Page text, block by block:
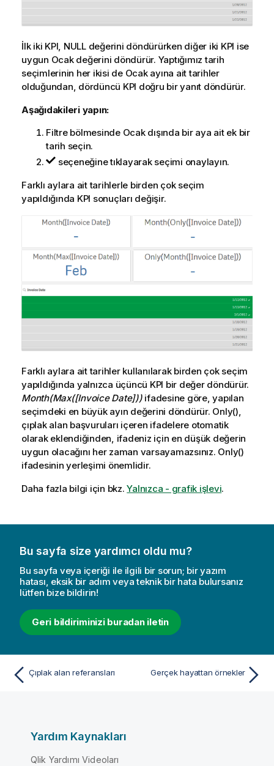
İlk iki KPI, NULLdeğerini döndürürken diğer iki KPI ise
uygun Ocak değerini döndürür. Yaptığımız tarih
seçimlerinin her ikisi de Ocak ayına ait tarihler
olduğundan, dördüncü KPI doğru bir yanıt döndürür.
Aşağıdakileri yapın:
Filtre bölmesinde Ocak dışında bir aya ait ek bir
tarih seçin.
seçeneğine tıklayarak seçimi onaylayın.
Farklı aylara ait tarihlerle birden çok seçim
yapıldığında KPI sonuçları değişir.
Farklı aylara ait tarihler kullanılarak birden çok seçim
yapıldığında yalnızca üçüncü KPI bir değer döndürür.
Month(Max([Invoice Date]))ifadesine göre, yapılan
seçimdeki en büyük ayın değerini döndürür. Only(),
çıplak alan başvuruları içeren ifadelere otomatik
olarak eklendiğinden, ifadeniz için en düşük değerin
uygun olacağını her zaman varsayamazsınız. Only()
ifadesinin yerleşimi önemlidir.
Daha fazla bilgi için bkz.Yalnızca - grafik işlevi.
Bu sayfa size yardımcı oldu mu?
Bu sayfa veya içeriği ile ilgili bir sorun; bir yazım
hatası, eksik bir adım veya teknik bir hata bulursanız
lütfen bize bildirin!
Geri bildiriminizi buradan iletin
Çıplak alan referansları Gerçek hayattan örnekler
Yardım Kaynakları
Qlik Yardımı Videoları